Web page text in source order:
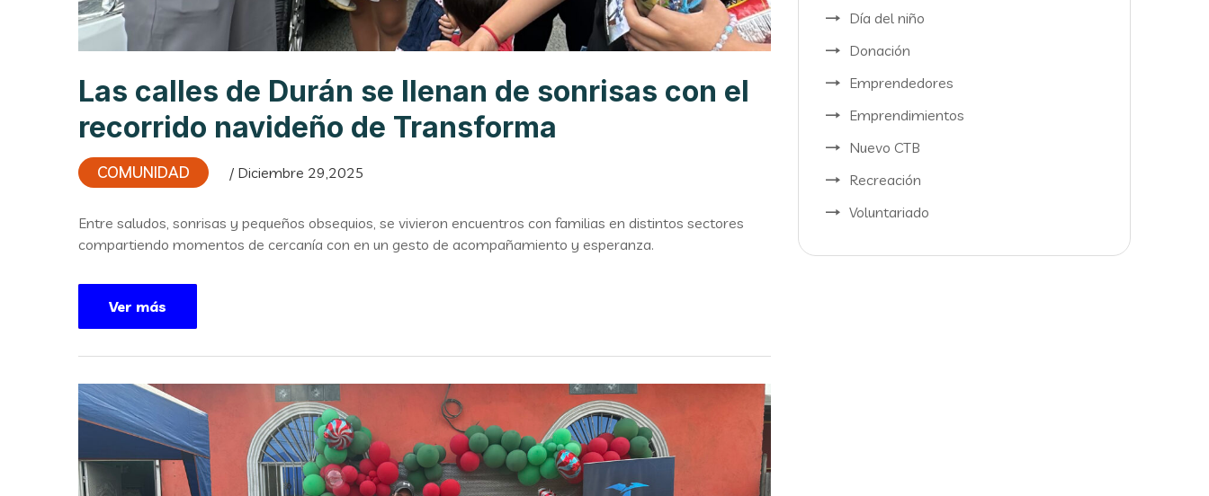
Las calles de Durán se llenan de sonrisas con el
recorrido navideño de Transforma
COMUNIDAD / Diciembre 29,2025
Entre saludos, sonrisas y pequeños obsequios, se vivieron encuentros con familias en distintos sectores
compartiendo momentos de cercanía con en un gesto de acompañamiento y esperanza.
Ver más
Día del niño
Donación
Emprendedores
Emprendimientos
Nuevo CTB
Recreación
Voluntariado